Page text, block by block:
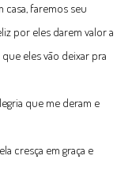
casa, faremos seu
por eles darem valor a
eles vão deixar pra
que me deram e
cresça em graça e